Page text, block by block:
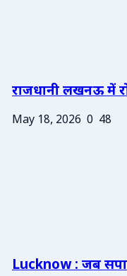
राजधानी लखनऊ में
May 18, 2026 0 48
Lucknow : जब सपा